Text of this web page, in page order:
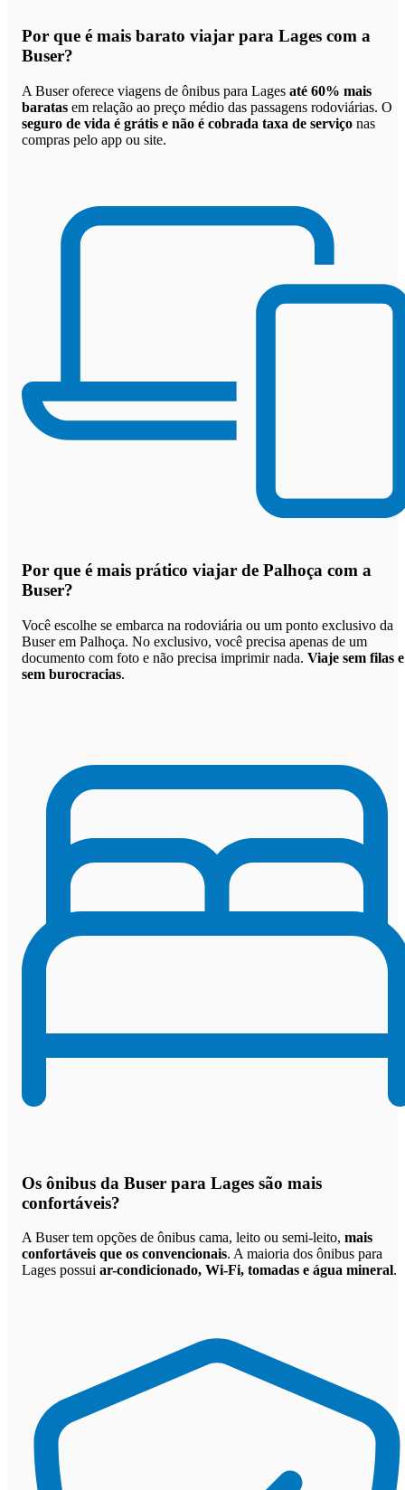
Por que é mais barato viajar para Lages com a
Buser?
A Buser oferece viagens de ônibus para Lages até 60% mais
baratas em relação ao preço médio das passagens rodoviárias. O
seguro de vida é grátis e não é cobrada taxa de serviço nas
compras pelo app ou site.
Por que é mais prático viajar de Palhoça com a
Buser?
Você escolhe se embarca na rodoviária ou um ponto exclusivo da
Buser em Palhoça. No exclusivo, você precisa apenas de um
documento com foto e não precisa imprimir nada. Viaje sem filas e
sem burocracias.
Os ônibus da Buser para Lages são mais
confortáveis?
A Buser tem opções de ônibus cama, leito ou semi-leito, mais
confortáveis que os convencionais. A maioria dos ônibus para
Lages possui ar-condicionado, Wi-Fi, tomadas e água mineral.